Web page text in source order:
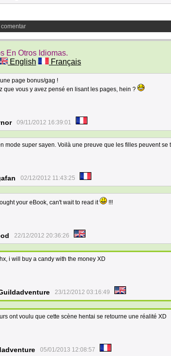
En Otros Idiomas.
English Français
page bonus/gag !
que vous y avez pensé en lisant les pages, hein ?
09/11/2012 16:39:01
mode super sayen. Voilà une preuve que les filles peuvent se
02/12/2012 11:43:25
your eBook, can't wait to read it !!!
22/12/2012 20:36:26
i will buy a candy with the money XD
23/12/2012 03:16:49
ont voulu que cette scène hentai se retourne une réalité XD
05/01/2013 12:08:57